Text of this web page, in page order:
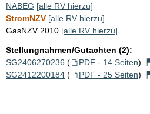
NABEG [alle RV hierzu]
StromNZV [alle RV hierzu]
GasNZV 2010 [alle RV hierzu]
Stellungnahmen/Gutachten (2):
SG2406270236 ( PDF - 14 Seiten)
SG2412200184 ( PDF - 25 Seiten)